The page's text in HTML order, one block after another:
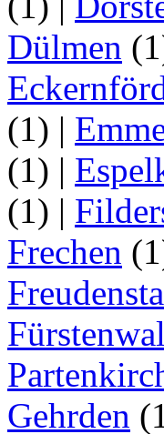
Dülmen
(1) |
(1) |
(1) |
Frechen
Gehrden